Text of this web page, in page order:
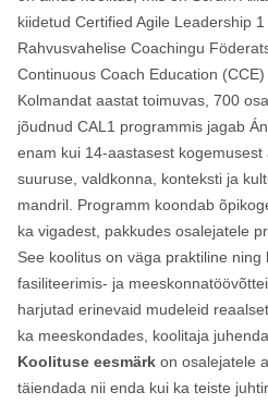
kiidetud Certified Agile Leadership
Rahvusvahelise Coachingu
Continuous Coach Education (CCE)
Kolmandat aastat toimuvas, 700
jõudnud CAL1 programmis jagab
enam kui 14-aastasest
suuruse, valdkonna, konteksti ja
mandril. Programm koondab
ka vigadest, pakkudes osalejatele
See koolitus on väga praktiline
fasiliteerimis- ja
harjutad erinevaid mudeleid
ka meeskondades, koolitaja
Koolituse eesmärk on osalejatele
täiendada nii enda kui ka teiste